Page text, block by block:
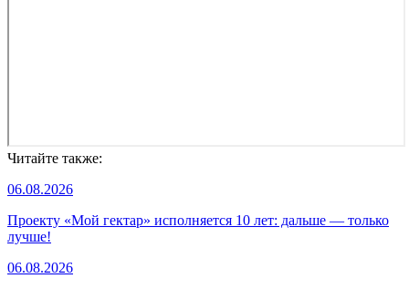
Читайте также:
06.08.2026
Проекту «Мой гектар» исполняется 10 лет: дальше — только
лучше!
06.08.2026